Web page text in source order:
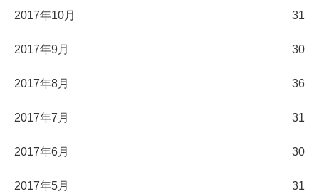
2017年10月 31
2017年9月 30
2017年8月 36
2017年7月 31
2017年6月 30
2017年5月 31